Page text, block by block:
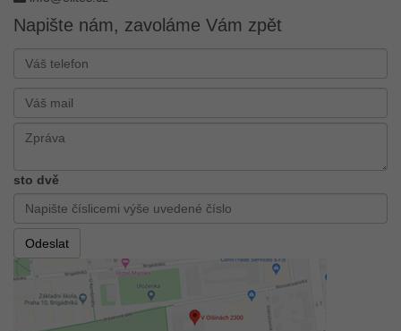
Napište nám, zavoláme Vám zpět
sto dvě